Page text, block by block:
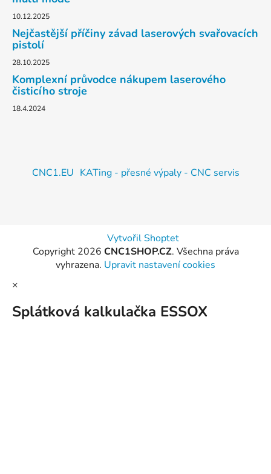
10.12.2025
Nejčastější příčiny závad laserových svařovacích
pistolí
28.10.2025
Komplexní průvodce nákupem laserového
čisticího stroje
18.4.2024
CNC1.EU KATing - přesné výpaly - CNC servis
Vytvořil Shoptet
Copyright 2026 CNC1SHOP.CZ. Všechna práva
vyhrazena. Upravit nastavení cookies
×
Splátková kalkulačka ESSOX